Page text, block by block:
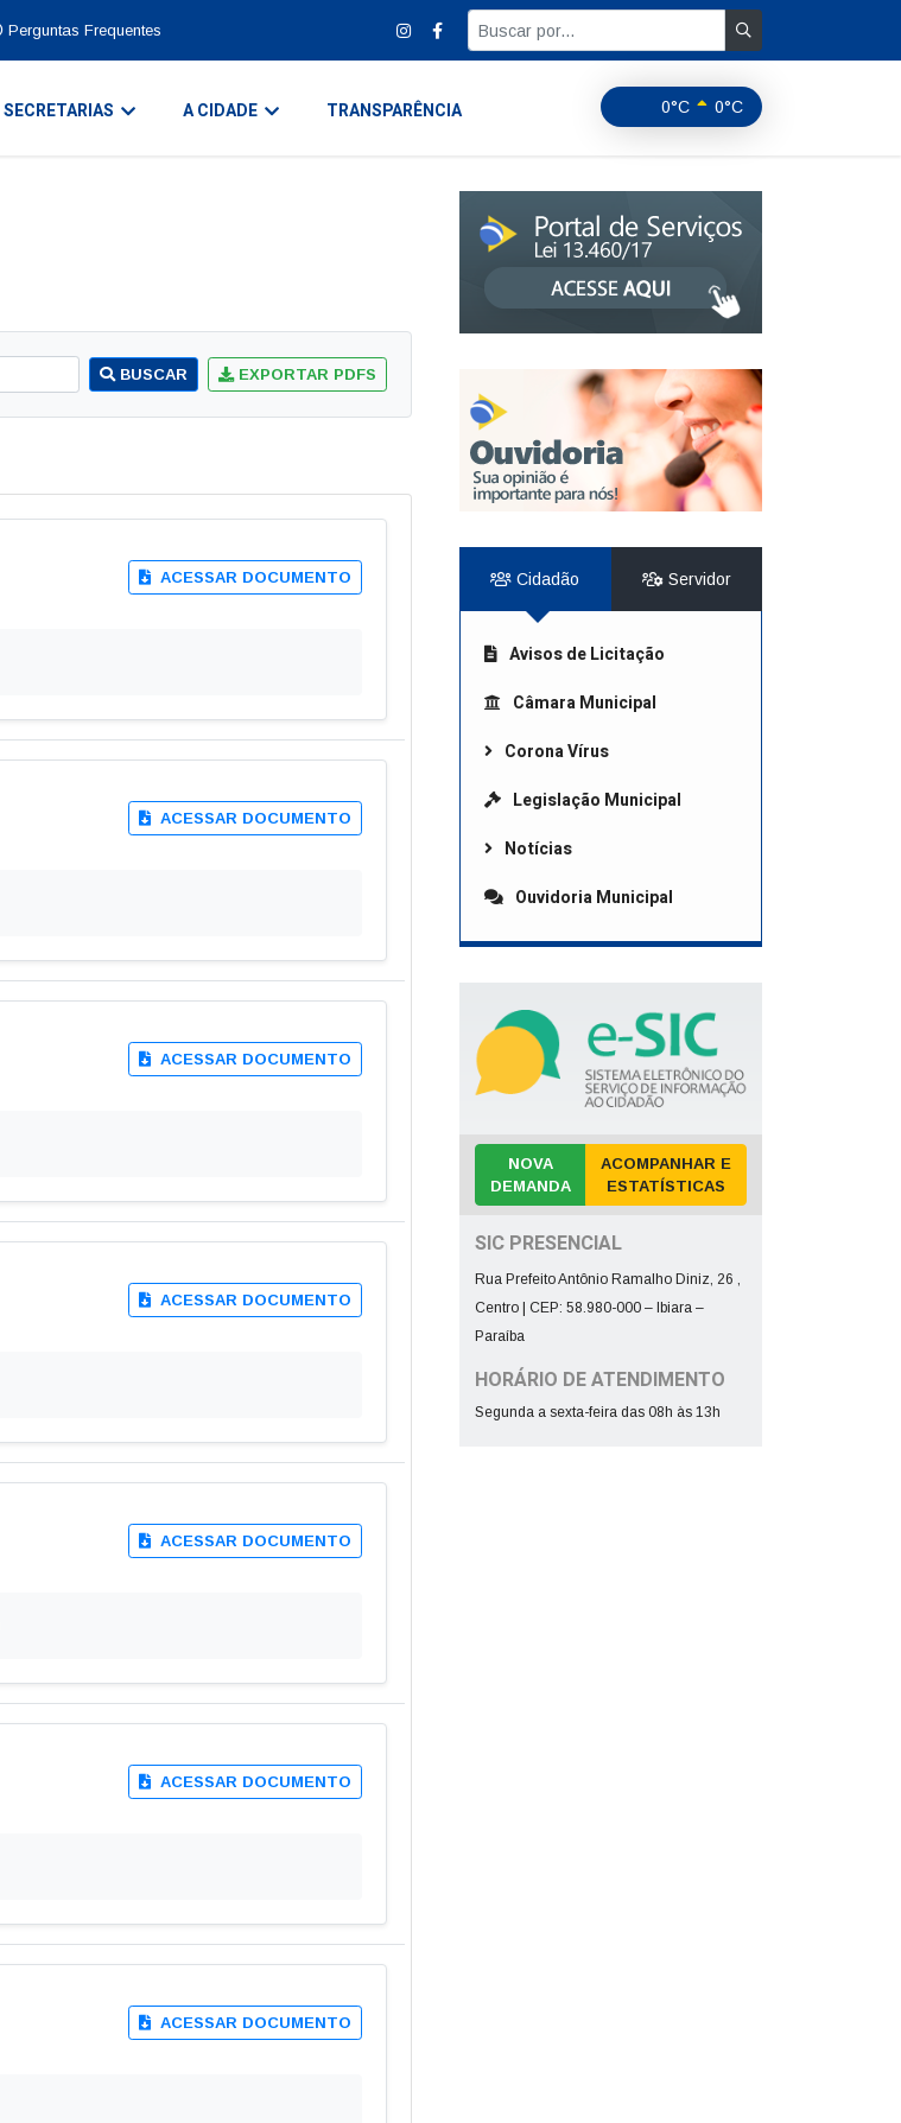
Perguntas Frequentes
0°C 0°C
SECRETARIAS A CIDADE TRANSPARÊNCIA
BUSCAR EXPORTAR PDFS
ACESSAR DOCUMENTO
ACESSAR DOCUMENTO
ACESSAR DOCUMENTO
ACESSAR DOCUMENTO
ACESSAR DOCUMENTO
ACESSAR DOCUMENTO
ACESSAR DOCUMENTO
Cidadão Servidor
Avisos de Licitação
Câmara Municipal
Corona Vírus
Legislação Municipal
Notícias
Ouvidoria Municipal
NOVA
DEMANDA
ACOMPANHAR E
ESTATÍSTICAS
SIC PRESENCIAL
Rua Prefeito Antônio Ramalho Diniz, 26 ,
Centro | CEP: 58.980-000 – Ibiara –
Paraíba
HORÁRIO DE ATENDIMENTO
Segunda a sexta-feira das 08h às 13h